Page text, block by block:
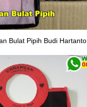
Bulat Pipih Budi Hartanto